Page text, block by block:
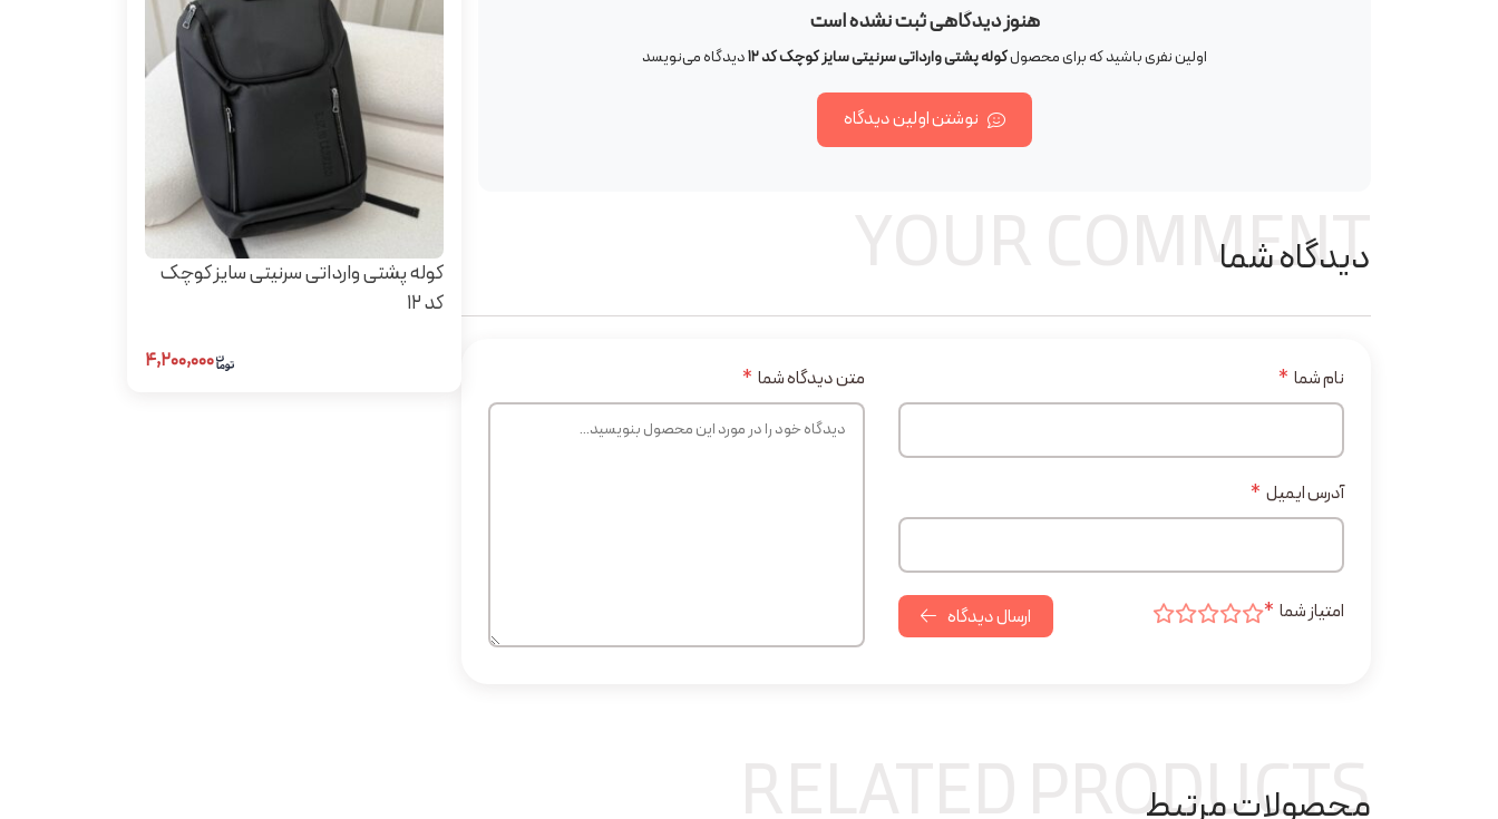
هنوز دیدگاهی ثبت نشده است
اولین نفری باشید که برای محصولکوله پشتی وارداتی سرنیتی سایز کوچک کد 12 دیدگاه می‌نویسد
نوشتن اولین دیدگاه
دیدگاه شما
YOUR COMMENT
نام شما *
آدرس ایمیل *
امتیاز شما * ارسال دیدگاه
متن دیدگاه شما *
کوله پشتی وارداتی سرنیتی سایز کوچک
کد 12
محصولات مرتبط
RELATED PRODUCTS